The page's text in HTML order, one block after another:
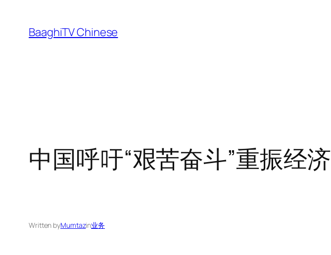
content
BaaghiTV Chinese
中国呼吁“艰苦奋斗”重振经济
Written byMumtazin业务